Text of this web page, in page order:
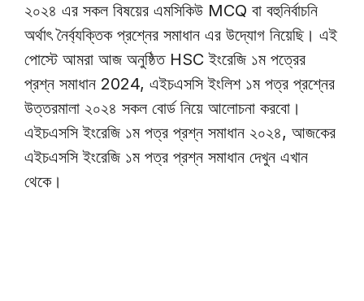
২০২৪ এর সকল বিষয়ের এমসিকিউ MCQ বা বহুনির্বাচনি
অর্থাৎ নৈর্ব্যক্তিক প্রশ্নের সমাধান এর উদ্যোগ নিয়েছি। এই
পোস্টে আমরা আজ অনুষ্ঠিত HSC ইংরেজি ১ম পত্রের
প্রশ্ন সমাধান 2024, এইচএসসি ইংলিশ ১ম পত্র প্রশ্নের
উত্তরমালা ২০২৪ সকল বোর্ড নিয়ে আলোচনা করবো।
এইচএসসি ইংরেজি ১ম পত্র প্রশ্ন সমাধান ২০২৪, আজকের
এইচএসসি ইংরেজি ১ম পত্র প্রশ্ন সমাধান দেখুন এখান
থেকে।